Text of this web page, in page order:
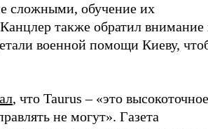
сложными, обучение их
также обратил внимание
военной помощи Киеву,
, что Taurus – «это высокоточное
не могут». Газета